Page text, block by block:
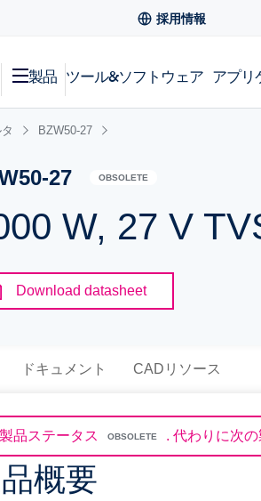
採用情報
製品 ツール&ソフトウェア アプリ
BZW50-27
27 OBSOLETE
W, 27 V
Download datasheet
ドキュメント CADリソース
品ステータス OBSOLETE .代わりに次
概要